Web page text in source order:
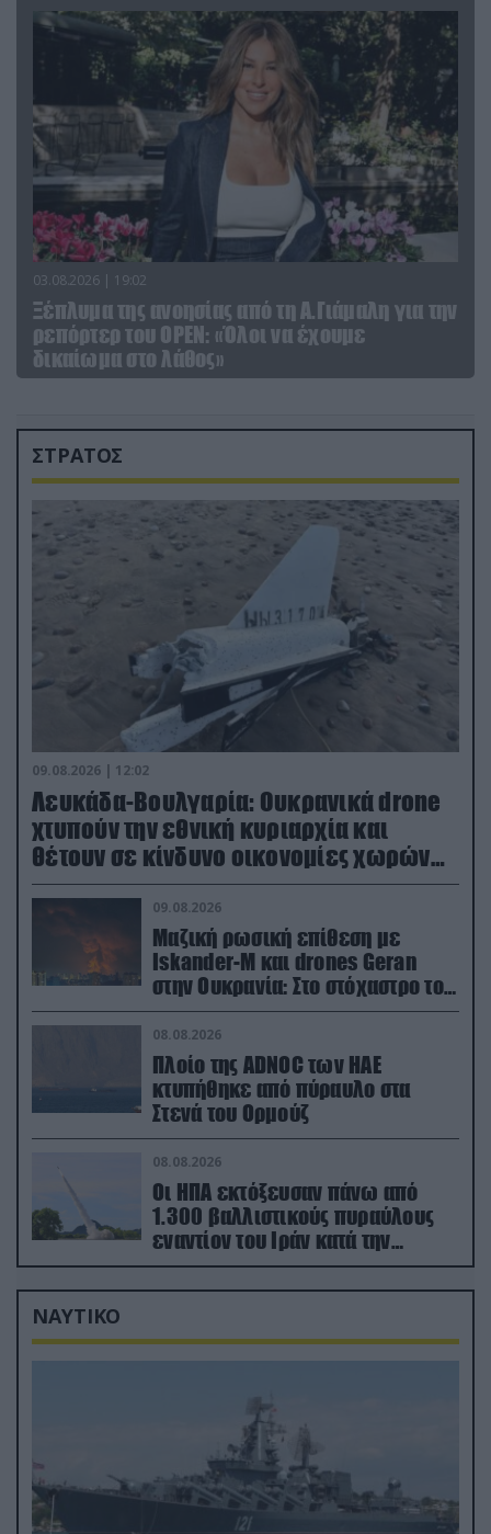
03.08.2026 | 19:02
Ξέπλυμα της ανοησίας από τη Α.Γιάμαλη για την
ρεπόρτερ του ΟΡΕΝ: «Όλοι να έχουμε
δικαίωμα στο λάθος»
ΣΤΡΑΤΟΣ
09.08.2026 | 12:02
Λευκάδα-Βουλγαρία: Ουκρανικά drone
χτυπούν την εθνική κυριαρχία και
θέτουν σε κίνδυνο οικονομίες χωρών
του ΝΑΤΟ
09.08.2026
Μαζική ρωσική επίθεση με
Iskander-M και drones Geran
στην Ουκρανία: Στο στόχαστρο το
εργοστάσιο των Flamingo
08.08.2026
Πλοίο της ADNOC των ΗΑΕ
κτυπήθηκε από πύραυλο στα
Στενά του Ορμούζ
08.08.2026
Οι ΗΠΑ εκτόξευσαν πάνω από
1.300 βαλλιστικούς πυραύλους
εναντίον του Ιράν κατά την
διάρκεια του πολέμου
ΝΑΥΤΙΚΟ